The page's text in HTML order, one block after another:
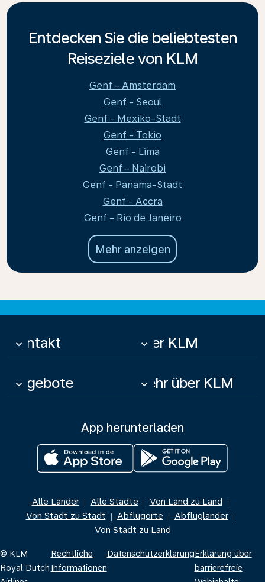
Entdecken Sie die beliebtesten
Reiseziele von KLM
Genf - Amsterdam
Genf - Seoul
Genf - Mexiko-Stadt
Genf - Tokio
Genf - Lima
Genf - Nairobi
Genf - Panama-Stadt
Genf - Accra
Genf - Rio de Janeiro
Mehr anzeigen
Kontakt
keyboard_arrow_down Über KLM
keyboard_arrow_down
Angebote
keyboard_arrow_down Mehr über KLM
keyboard_arrow_down
App herunterladen
Alle Länder | Alle Städte | Von Land zu Land |
Von Stadt zu Stadt | Abflugorte | Abflugländer |
Von Stadt zu Land
© KLM
Royal Dutch
Rechtliche
Informationen
DatenschutzerklärungErklärung über
barrierefreie